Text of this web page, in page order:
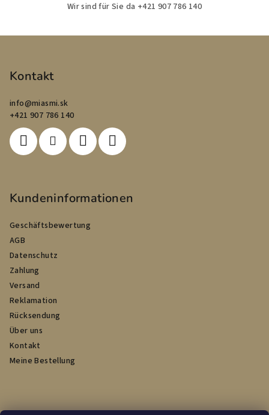
Wir sind für Sie da +421 907 786 140
Kontakt
info@miasmi.sk
+421 907 786 140
Kundeninformationen
Geschäftsbewertung
AGB
Datenschutz
Zahlung
Versand
Reklamation
Rücksendung
Über uns
Kontakt
Meine Bestellung